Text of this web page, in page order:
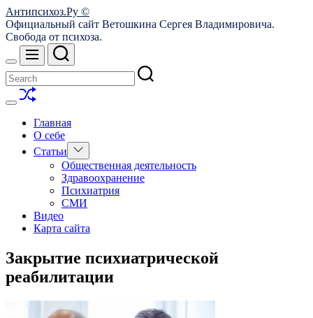
Skip
to
content
Антипсихоз.Ру ©
Официальный сайт Ветошкина Сергея Владимировича.
Свобода от психоза.
Switch
color
mode
Menu Search
Switch
mode
Shuffle
Главная
О себе
Статьи
Show
sub
menu
Общественная деятельность
Здравоохранение
Психиатрия
СМИ
Видео
Карта сайта
Закрытие психиатрической
реабилитации